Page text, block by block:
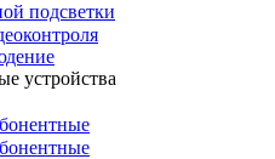
подсветки
устройства